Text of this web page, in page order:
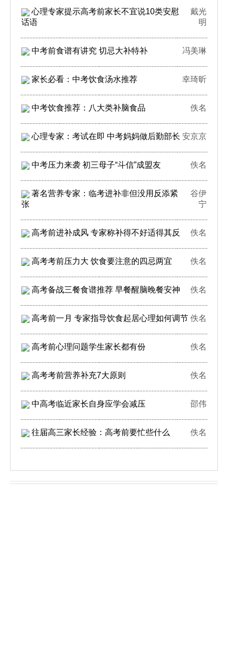
心理专家提示高考前家长不宜说10类安慰
话语
戴光
明
中考前食谱有讲究 切忌大补特补 冯美琳
家长必看：中考饮食汤水推荐 幸琦昕
中考饮食推荐：八大类补脑食品 佚名
心理专家：考试在即 中考妈妈做后勤部长 安京京
中考压力来袭 初三母子“斗信”成盟友 佚名
著名营养专家：临考进补非但没用反添紧
张
谷伊
宁
高考前进补成风 专家称补得不好适得其反 佚名
高考考前压力大 饮食要注意的四忌两宜 佚名
高考备战三餐食谱推荐 早餐醒脑晚餐安神 佚名
高考前一月 专家指导饮食起居心理如何调节 佚名
高考前心理问题学生家长都有份 佚名
高考考前营养补充7大原则 佚名
中高考临近家长自身应学会减压 邵伟
往届高三家长经验：高考前要忙些什么 佚名